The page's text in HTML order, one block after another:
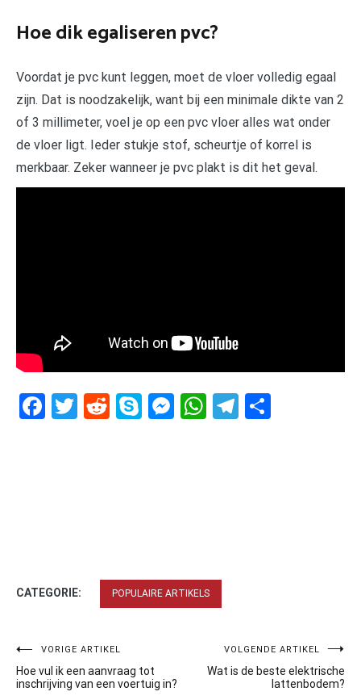
Hoe dik egaliseren pvc?
Voordat je pvc kunt leggen, moet de vloer volledig egaal
zijn. Dat is noodzakelijk, want bij een minimale dikte van 2
of 3 millimeter, voel je op een pvc vloer alles wat onder
de vloer ligt. Ieder stukje stof, scheurtje of korrel is
merkbaar. Zeker wanneer je pvc plakt is dit het geval.
Facebook
Twitter
RedditSkypeMessenger
WhatsApp
Telegram
CATEGORIE: POPULAIRE ARTIKELS
Bericht
navigatie
VORIGE ARTIKEL
Hoe vul ik een aanvraag tot
inschrijving van een voertuig in?
VOLGENDE ARTIKEL
Wat is de beste elektrische
lattenbodem?